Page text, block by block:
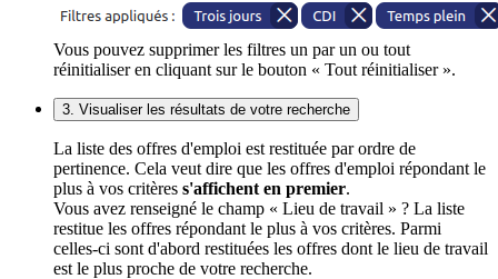
Vous pouvez supprimer les filtres un par un ou tout
réinitialiser en cliquant sur le bouton « Tout réinitialiser ».
3. Visualiser les résultats de votre recherche
La liste des offres d'emploi est restituée par ordre de
pertinence. Cela veut dire que les offres d'emploi répondant le
plus à vos critères s'affichent en premier.
Vous avez renseigné le champ « Lieu de travail » ? La liste
restitue les offres répondant le plus à vos critères. Parmi
celles-ci sont d'abord restituées les offres dont le lieu de travail
est le plus proche de votre recherche.